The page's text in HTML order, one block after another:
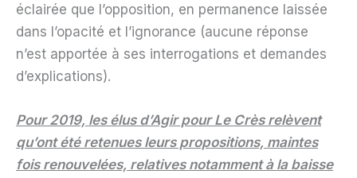
éclairée que l’opposition, en permanence laissée
dans l’opacité et l’ignorance (aucune réponse
n’est apportée à ses interrogations et demandes
d’explications).
Pour 2019, les élus d’Agir pour Le Crès relèvent
qu’ont été retenues leurs propositions, maintes
fois renouvelées, relatives notamment à la baisse